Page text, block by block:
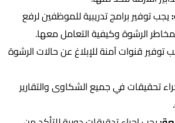
يجب توفير برامج تدريبية للموظفين لرفع
الرشوة وكيفية التعامل معها.
توفير قنوات آمنة للإبلاغ عن حالات الرشوة
تحقيقات في جميع الشكاوى والتقارير